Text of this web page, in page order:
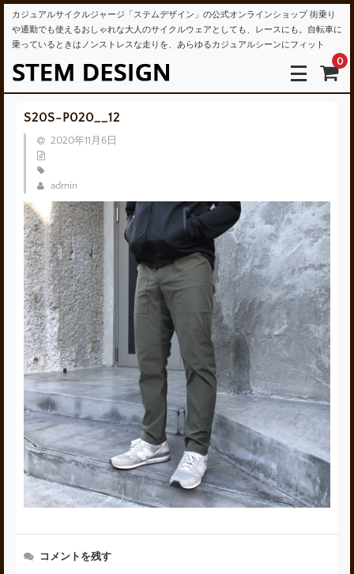
カジュアルサイクルジャージ「ステムデザイン」の公式オンラインショップ 街乗り
や通勤でも使えるおしゃれな大人のサイクルウェアとしても、レースにも。自転車に
乗っているときはノンストレスな走りを、あらゆるカジュアルシーンにフィット
0
S20S-P020__12
2020年11月6日
admin
コメントを残す